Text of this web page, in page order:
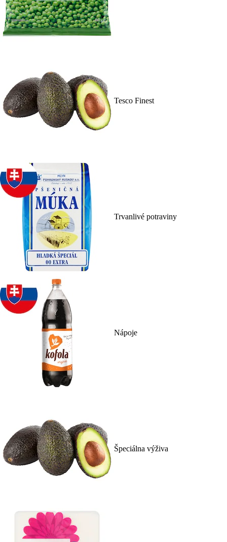
Tesco Finest
Trvanlivé potraviny
Nápoje
Špeciálna výživa